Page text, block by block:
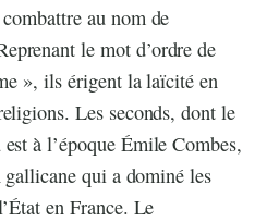
au nom de
le mot d’ordre de
», ils érigent la laïcité en
Les seconds, dont le
à l’époque Émile Combes,
qui a dominé les
en France. Le